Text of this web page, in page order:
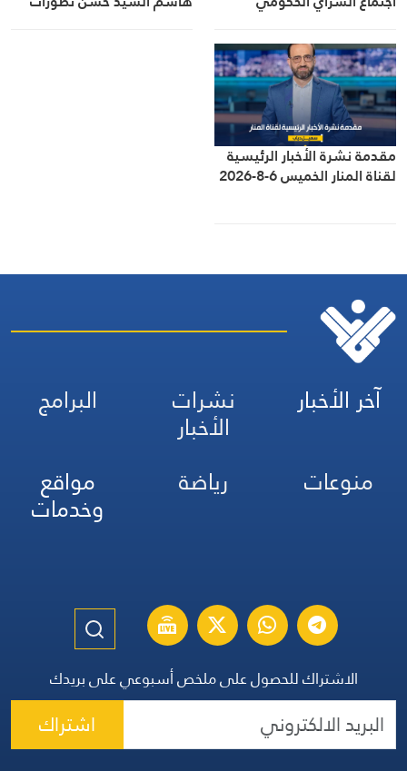
مقدمة نشرة الأخبار الرئيسية
لقناة المنار الخميس 6-8-2026
آخر الأخبار نشرات
الأخبار
البرامج
منوعات
رياضة مواقع
وخدمات
الاشتراك للحصول على ملخص أسبوعي على بريدك
اشتراك